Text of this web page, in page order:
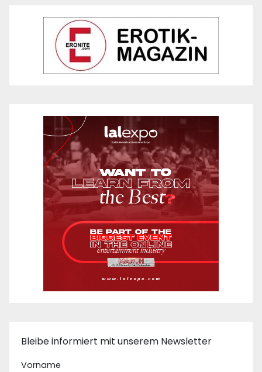
Bleibe informiert mit unserem Newsletter
Vorname